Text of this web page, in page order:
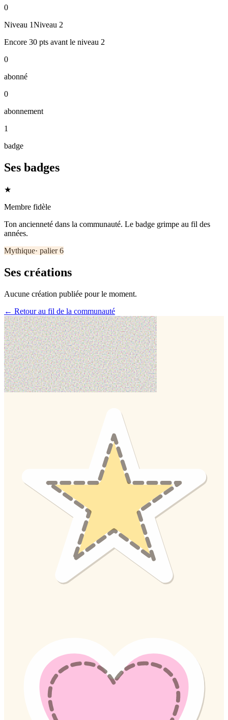
0
Niveau 1Niveau 2
Encore 30 pts avant le niveau 2
0
abonné
0
abonnement
1
badge
Ses badges
★
Membre fidèle
Ton ancienneté dans la communauté. Le badge grimpe au fil des
années.
Mythique· palier6
Ses créations
Aucune création publiée pour le moment.
← Retour au fil de la communauté